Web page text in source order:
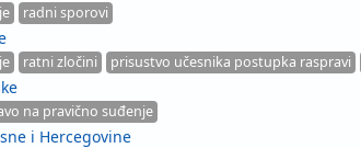
radni sporovi
ratni zločini prisustvo učesnika postupka raspravi
na pravično suđenje
i Hercegovine